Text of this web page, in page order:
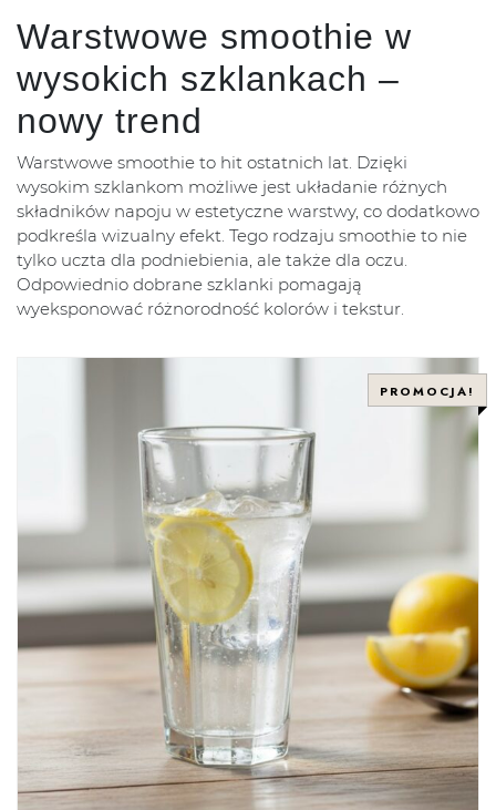
Warstwowe smoothie w
wysokich szklankach –
nowy trend
Warstwowe smoothie to hit ostatnich lat. Dzięki
wysokim szklankom możliwe jest układanie różnych
składników napoju w estetyczne warstwy, co dodatkowo
podkreśla wizualny efekt. Tego rodzaju smoothie to nie
tylko uczta dla podniebienia, ale także dla oczu.
Odpowiednio dobrane szklanki pomagają
wyeksponować różnorodność kolorów i tekstur.
PROMOCJA!